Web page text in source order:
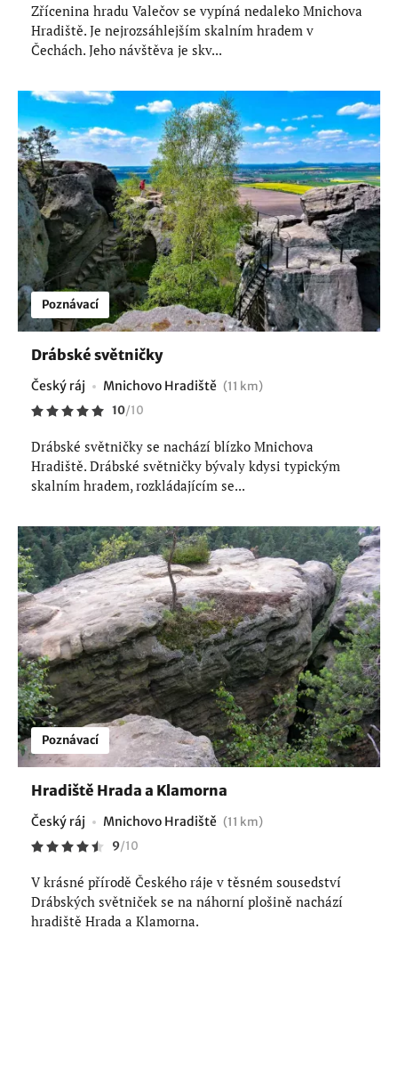
Zřícenina hradu Valečov se vypíná nedaleko Mnichova
Hradiště. Je nejrozsáhlejším skalním hradem v
Čechách. Jeho návštěva je skv...
Poznávací
Drábské světničky
Český ráj Mnichovo Hradiště (11 km)
10/10
Drábské světničky se nachází blízko Mnichova
Hradiště. Drábské světničky bývaly kdysi typickým
skalním hradem, rozkládajícím se...
Poznávací
Hradiště Hrada a Klamorna
Český ráj Mnichovo Hradiště (11 km)
9/10
V krásné přírodě Českého ráje v těsném sousedství
Drábských světniček se na náhorní plošině nachází
hradiště Hrada a Klamorna.